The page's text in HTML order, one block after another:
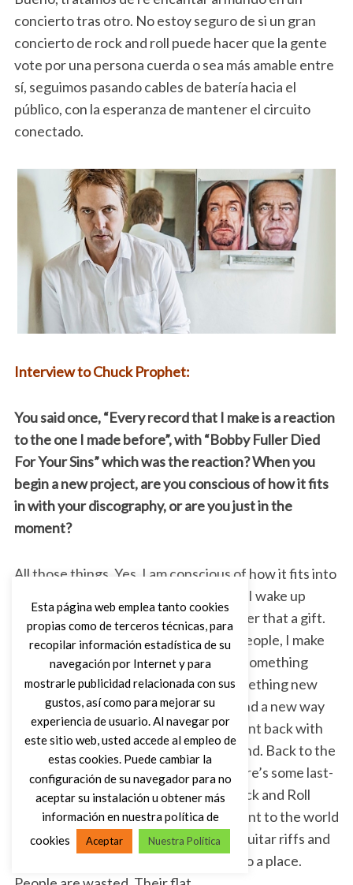
concierto tras otro. No estoy seguro de si un gran
concierto de rock and roll puede hacer que la gente
vote por una persona cuerda o sea más amable entre
sí, seguimos pasando cables de batería hacia el
público, con la esperanza de mantener el circuito
conectado.
Interview to Chuck Prophet:
You said once, “Every record that I make is a reaction
to the one I made before”, with “Bobby Fuller Died
For Your Sins” which was the reaction? When you
begin a new project, are you conscious of how it fits
in with your discography, or are you just in the
moment?
All those things. Yes, I am conscious of how it fits into
my past, but I’m also in the moment. If I wake up
exciting about what I’m doing, I consider that a gift.
And I don’t take it lightly. Like lots of people, I make
records. And I’m always looking to do something
fresh. Hoping to at least strive for something new
and out there. Get unconventional. Find a new way
to basically do the same old thing. I went back with
this record…. Way back. Back to the land. Back to the
*promised* land. Back to the 60’s. There’s some last-
chance-romance to it or whatever. Rock and Roll
stuff. Some attempts at re-enchantment to the world
of rock and roll. Plus there are lots of guitar riffs and
Stephanie Finch singing. It’s a return to a place.
Esta página web emplea tanto cookies
propias como de terceros técnicas, para
recopilar información estadística de su
navegación por Internet y para
mostrarle publicidad relacionada con sus
gustos, así como para mejorar su
experiencia de usuario. Al navegar por
este sitio web, usted accede al empleo de
estas cookies. Puede cambiar la
configuración de su navegador para no
aceptar su instalación u obtener más
información en nuestra política de
cookies
Aceptar Nuestra Política